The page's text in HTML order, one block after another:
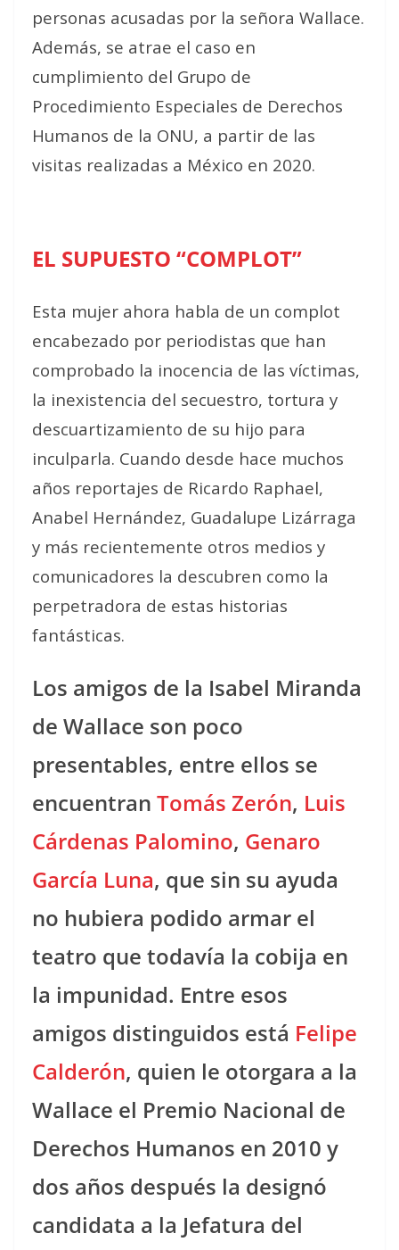
personas acusadas por la señora Wallace.
Además, se atrae el caso en
cumplimiento del Grupo de
Procedimiento Especiales de Derechos
Humanos de la ONU, a partir de las
visitas realizadas a México en 2020.
EL SUPUESTO “COMPLOT”
Esta mujer ahora habla de un complot
encabezado por periodistas que han
comprobado la inocencia de las víctimas,
la inexistencia del secuestro, tortura y
descuartizamiento de su hijo para
inculparla. Cuando desde hace muchos
años reportajes de Ricardo Raphael,
Anabel Hernández, Guadalupe Lizárraga
y más recientemente otros medios y
comunicadores la descubren como la
perpetradora de estas historias
fantásticas.
Los amigos de la Isabel Miranda
de Wallace son poco
presentables, entre ellos se
encuentran Tomás Zerón, Luis
Cárdenas Palomino, Genaro
García Luna, que sin su ayuda
no hubiera podido armar el
teatro que todavía la cobija en
la impunidad. Entre esos
amigos distinguidos está Felipe
Calderón, quien le otorgara a la
Wallace el Premio Nacional de
Derechos Humanos en 2010 y
dos años después la designó
candidata a la Jefatura del